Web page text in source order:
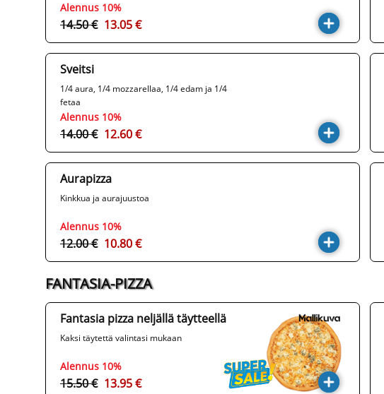
Alennus 10%
14.50 € 13.05 €
Sveitsi
1/4 aura, 1/4 mozzarellaa, 1/4 edam ja 1/4
fetaa
Alennus 10%
14.00 € 12.60 €
Aurapizza
Kinkkua ja aurajuustoa
Alennus 10%
12.00 € 10.80 €
FANTASIA-PIZZA
Fantasia pizza neljällä täytteellä
Kaksi täytettä valintasi mukaan
Alennus 10%
15.50 € 13.95 €